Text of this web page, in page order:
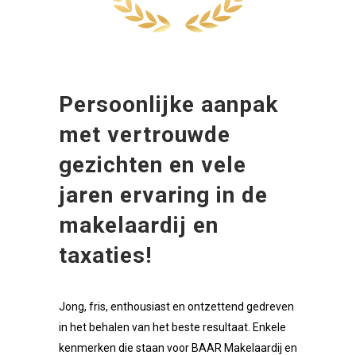
Persoonlijke aanpak
met vertrouwde
gezichten en vele
jaren ervaring in de
makelaardij en
taxaties!
Jong, fris, enthousiast en ontzettend gedreven
in het behalen van het beste resultaat. Enkele
kenmerken die staan voor BAAR Makelaardij en